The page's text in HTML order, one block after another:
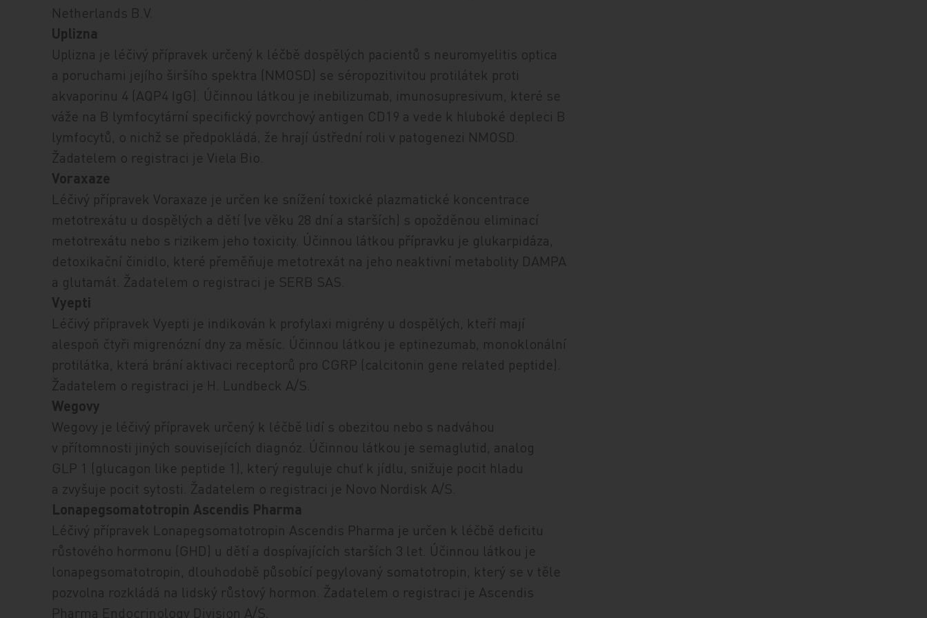
Netherlands B.V.
Uplizna
Uplizna je léčivý přípravek určený k léčbě dospělých pacientů s neuromyelitis optica
a poruchami jejího širšího spektra (NMOSD) se séropozitivitou protilátek proti
akvaporinu 4 (AQP4 IgG). Účinnou látkou je inebilizumab, imunosupresivum, které se
váže na B lymfocytární specifický povrchový antigen CD19 a vede k hluboké depleci B
lymfocytů, o nichž se předpokládá, že hrají ústřední roli v patogenezi NMOSD.
Žadatelem o registraci je Viela Bio.
Voraxaze
Léčivý přípravek Voraxaze je určen ke snížení toxické plaz­matické koncentrace
metotrexátu u dospělých a dětí (ve věku 28 dní a starších) s opožděnou eliminací
metotrexátu nebo s rizikem jeho toxicity. Účinnou látkou přípravku je glukarpidáza,
detoxikační činidlo, které přeměňuje metotrexát na jeho neaktivní metabolity DAMPA
a glutamát. Žadatelem o registraci je SERB SAS.
Vyepti
Léčivý přípravek Vyepti je indikován k profylaxi migrény u dospělých, kteří mají
alespoň čtyři migrenózní dny za měsíc. Účinnou látkou je eptinezumab, monoklonální
protilátka, která brání aktivaci receptorů pro CGRP (calcitonin gene related peptide).
Žadatelem o registraci je H. Lundbeck A/S.
Wegovy
Wegovy je léčivý přípravek určený k léčbě lidí s obezitou nebo s nadváhou
v přítomnosti jiných souvisejících diagnóz. Účinnou látkou je semaglutid, analog
GLP 1 (glucagon like peptide 1), který reguluje chuť k jídlu, snižuje pocit hladu
a zvyšuje pocit sytosti. Žadatelem o registraci je Novo Nordisk A/S.
Lonapegsomatotropin Ascendis Pharma
Léčivý přípravek Lonapegsomatotropin Ascendis Pharma je určen k léčbě deficitu
růstového hormonu (GHD) u dětí a dospívajících starších 3 let. Účinnou látkou je
lonapegsomatotropin, dlouhodobě působící pegylovaný somatotropin, který se v těle
pozvolna rozkládá na lidský růstový hormon. Žadatelem o registraci je Ascendis
Pharma Endocrinology Division A/S.